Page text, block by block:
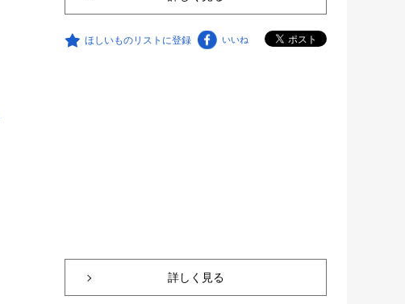
ほしいものリストに登録 いいね
詳しく見る